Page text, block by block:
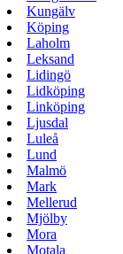
Kungälv
Köping
Laholm
Leksand
Lidingö
Lidköping
Linköping
Ljusdal
Luleå
Lund
Malmö
Mark
Mellerud
Mjölby
Mora
Motala